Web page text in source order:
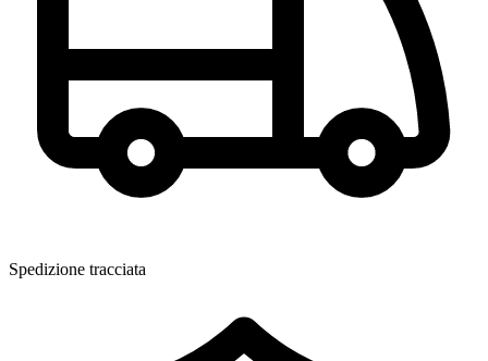
Spedizione tracciata